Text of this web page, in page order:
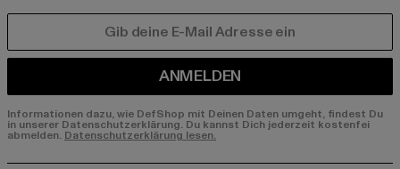
ANMELDEN
Informationen dazu, wie DefShop mit Deinen Daten umgeht, findest Du
in unserer Datenschutzerklärung. Du kannst Dich jederzeit kostenfei
abmelden. Datenschutzerklärung lesen.